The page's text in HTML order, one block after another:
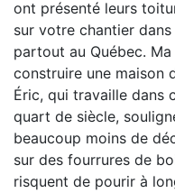
ont présenté leurs
sur votre chantier
partout au Québec.
construire une maison
Éric, qui travaille dans
quart de siècle,
beaucoup moins de
sur des fourrures de
risquent de pourir à